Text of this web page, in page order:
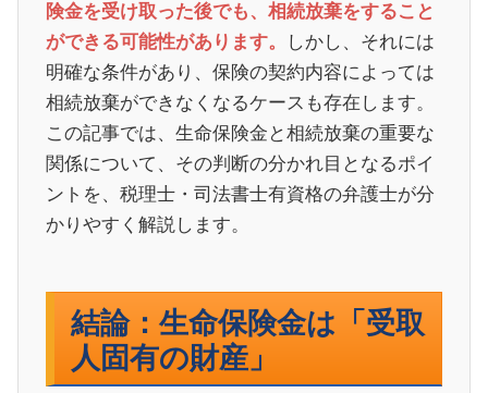
険金を受け取った後でも、相続放棄をすること
ができる可能性があります。 しかし、それには
明確な条件があり、保険の契約内容によっては
相続放棄ができなくなるケースも存在します。
この記事では、生命保険金と相続放棄の重要な
関係について、その判断の分かれ目となるポイ
ントを、税理士・司法書士有資格の弁護士が分
かりやすく解説します。
結論：生命保険金は「受取
人固有の財産」